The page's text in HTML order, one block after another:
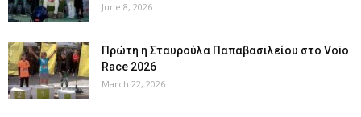
June 8, 2026
Πρώτη η Σταυρούλα Παπαβασιλείου στο Voio
Race 2026
March 22, 2026